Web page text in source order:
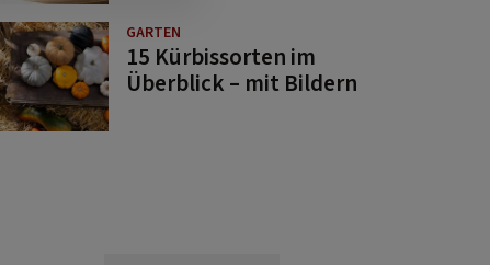
GARTEN
15 Kürbissorten im
Überblick – mit Bildern